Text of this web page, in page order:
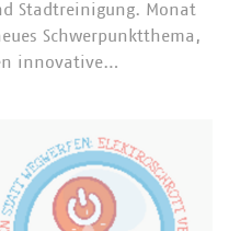
Stadtreinigung. Monat
Schwerpunktthema,
innovative…